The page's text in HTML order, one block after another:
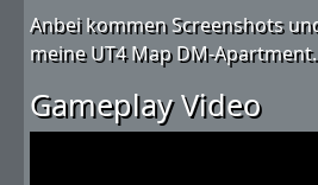
Anbei kommen Screenshots
meine UT4 Map DM-Apartment.
Gameplay Video